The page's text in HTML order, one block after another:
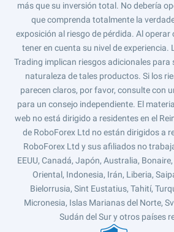
más que su inversión total. No debería
que comprenda totalmente la
exposición al riesgo de pérdida. Al operar
tener en cuenta su nivel de experiencia.
Trading implican riesgos adicionales para
naturaleza de tales productos. Si los
parecen claros, por favor, consulte con
para un consejo independiente. El
web no está dirigido a residentes en el
de RoboForex Ltd no están dirigidos a
RoboForex Ltd y sus afiliados no
EEUU, Canadá, Japón, Australia,
Oriental, Indonesia, Irán, Liberia,
Bielorrusia, Sint Eustatius, Tahití,
Micronesia, Islas Marianas del Norte,
Sudán del Sur y otros países